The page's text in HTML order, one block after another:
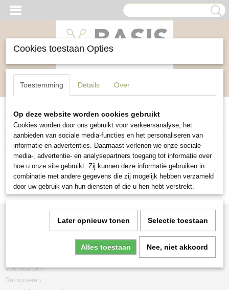
Inloggen Registreren
Home>Berichten> Archief
Archief
Momenteel nog geen berichten aanwezig
Voorwaarden
Retourneren
Cookies toestaan Opties
Toestemming Details Over
Op deze website worden cookies gebruikt
Cookies worden door ons gebruikt voor verkeersanalyse, het
aanbieden van sociale media-functies en het personaliseren van
informatie en advertenties. Daarnaast verlenen we onze sociale
media-, advertentie- en analysepartners toegang tot informatie over
hoe u onze site gebruikt. Zij kunnen deze informatie gebruiken in
combinatie met andere gegevens die zij mogelijk hebben verzameld
door uw gebruik van hun diensten of die u hen hebt verstrekt.
Later opnieuw tonen Selectie toestaan
Alles toestaan Nee, niet akkoord